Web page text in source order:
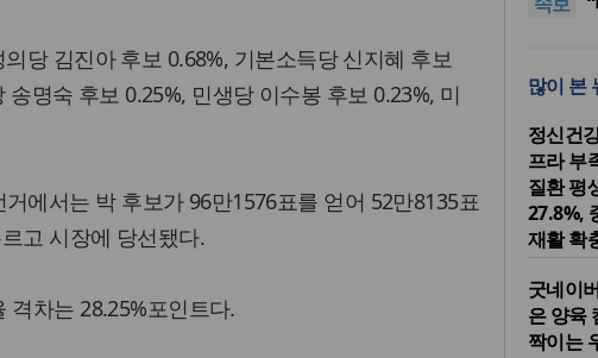
당 김진아 후보 0.68%, 기본소득당 신지혜 후보
명숙 후보 0.25%, 민생당 이수봉 후보 0.23%, 미
에서는 박 후보가 96만1576표를 얻어 52만8135표
고 시장에 당선됐다.
격차는 28.25%포인트다.
많이 본
정신건
프라 부
질환 평
27.8%,
재활 확
굿네이
은 양육
짝이는